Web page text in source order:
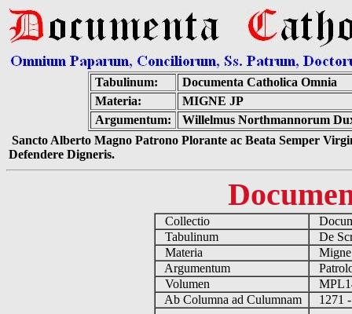
Tabulinum:
Documenta Catholica Omnia
Materia:
MIGNE JP
Argumentum:
Willelmus Northmannorum
Sancto Alberto Magno Patrono Plorante ac Beata Semper
Defendere Digneris.
Collectio
Tabulinum
De
Materia
Argumentum
Volumen
Ab Columna ad Culumnam
1271